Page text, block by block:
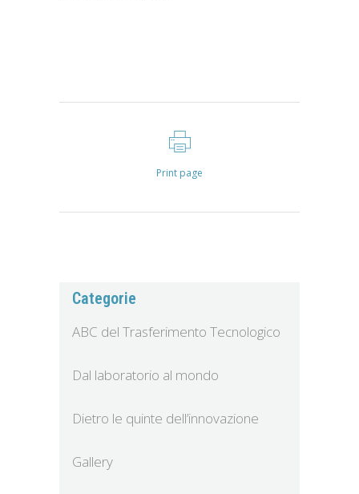
Print page
Categorie
ABC del Trasferimento Tecnologico
Dal laboratorio al mondo
Dietro le quinte dell’innovazione
Gallery